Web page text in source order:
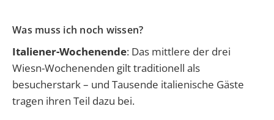
Was muss ich noch wissen?
Italiener-Wochenende: Das mittlere der drei
Wiesn-Wochenenden gilt traditionell als
besucherstark – und Tausende italienische Gäste
tragen ihren Teil dazu bei.